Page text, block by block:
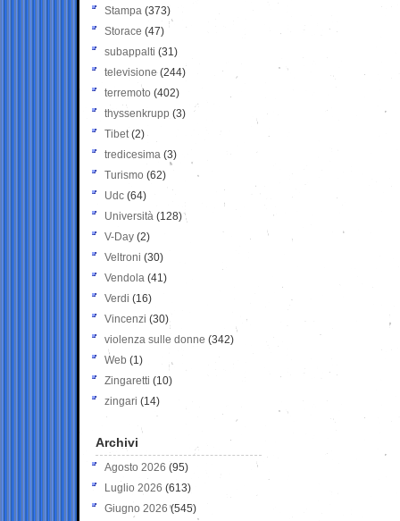
Stampa (373)
Storace (47)
subappalti (31)
televisione(244)
terremoto (402)
thyssenkrupp (3)
Tibet(2)
tredicesima (3)
Turismo (62)
Udc (64)
Università (128)
V-Day (2)
Veltroni (30)
Vendola (41)
Verdi (16)
Vincenzi (30)
violenza sulle donne (342)
Web (1)
Zingaretti (10)
zingari (14)
Archivi
Agosto 2026 (95)
Luglio 2026 (613)
Giugno 2026 (545)